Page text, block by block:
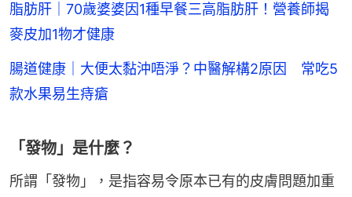
脂肪肝｜70歲婆婆因1種早餐三高脂肪肝！營養師揭
麥皮加1物才健康
腸道健康｜大便太黏沖唔淨？中醫解構2原因 常吃5
款水果易生痔瘡
「發物」是什麼？
所謂「發物」，是指容易令原本已有的皮膚問題加重